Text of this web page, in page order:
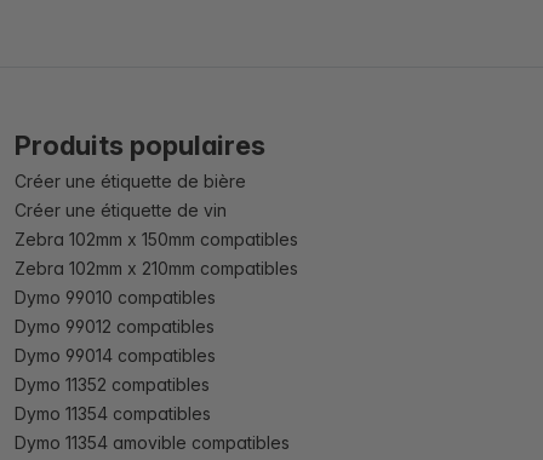
Produits populaires
Créer une étiquette de bière
Créer une étiquette de vin
Zebra 102mm x 150mm compatibles
Zebra 102mm x 210mm compatibles
Dymo 99010 compatibles
Dymo 99012 compatibles
Dymo 99014 compatibles
Dymo 11352 compatibles
Dymo 11354 compatibles
Dymo 11354 amovible compatibles